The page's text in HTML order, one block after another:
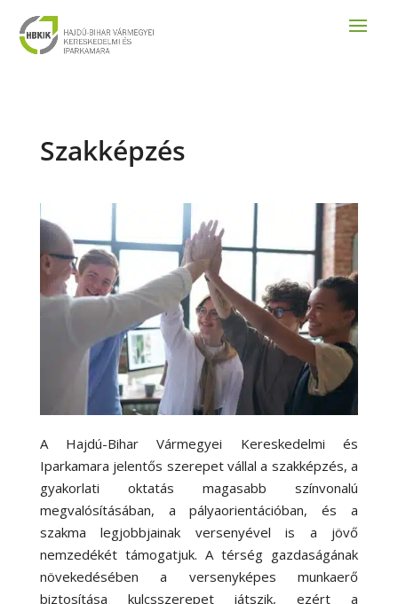
Szakképzés
A Hajdú-Bihar Vármegyei Kereskedelmi és
Iparkamara jelentős szerepet vállal a szakképzés, a
gyakorlati oktatás magasabb színvonalú
megvalósításában, a pályaorientációban, és a
szakma legjobbjainak versenyével is a jövő
nemzedékét támogatjuk. A térség gazdaságának
növekedésében a versenyképes munkaerő
biztosítása kulcsszerepet játszik, ezért a